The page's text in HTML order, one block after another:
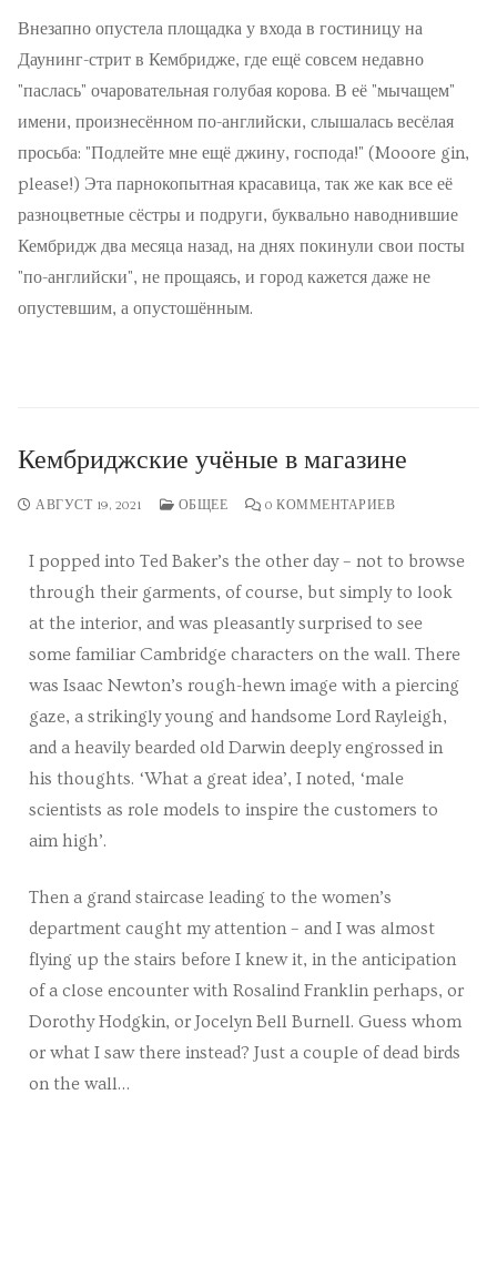
Внезапно опустела площадка у входа в гостиницу на
Даунинг-стрит в Кембридже, где ещё совсем недавно
"паслась" очаровательная голубая корова. В её "мычащем"
имени, произнесённом по-английски, слышалась весёлая
просьба: "Подлейте мне ещё джину, господа!" (Mooore gin,
please!) Эта парнокопытная красавица, так же как все её
разноцветные сёстры и подруги, буквально наводнившие
Кембридж два месяца назад, на днях покинули свои посты
"по-английски", не прощаясь, и город кажется даже не
опустевшим, а опустошённым.
Кембриджские учёные в магазине
АВГУСТ 19, 2021 ОБЩЕЕ 0 КОММЕНТАРИЕВ
I popped into Ted Baker’s the other day – not to browse
through their garments, of course, but simply to look
at the interior, and was pleasantly surprised to see
some familiar Cambridge characters on the wall. There
was Isaac Newton’s rough-hewn image with a piercing
gaze, a strikingly young and handsome Lord Rayleigh,
and a heavily bearded old Darwin deeply engrossed in
his thoughts. ‘What a great idea’, I noted, ‘male
scientists as role models to inspire the customers to
aim high’.
Then a grand staircase leading to the women’s
department caught my attention – and I was almost
flying up the stairs before I knew it, in the anticipation
of a close encounter with Rosalind Franklin perhaps, or
Dorothy Hodgkin, or Jocelyn Bell Burnell. Guess whom
or what I saw there instead? Just a couple of dead birds
on the wall…